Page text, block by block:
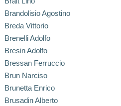
Brandolisio Agostino
Breda Vittorio
Brenelli Adolfo
Bresin Adolfo
Bressan Ferruccio
Brun Narciso
Brunetta Enrico
Brusadin Alberto